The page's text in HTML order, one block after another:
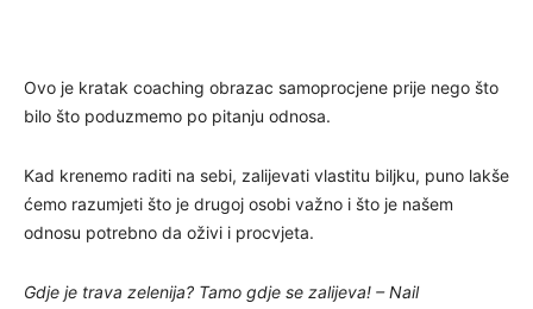
Ovo je kratak coaching obrazac samoprocjene prije nego što
bilo što poduzmemo po pitanju odnosa.
Kad krenemo raditi na sebi, zalijevati vlastitu biljku, puno lakše
ćemo razumjeti što je drugoj osobi važno i što je našem
odnosu potrebno da oživi i procvjeta.
Gdje je trava zelenija? Tamo gdje se zalijeva! – Nail